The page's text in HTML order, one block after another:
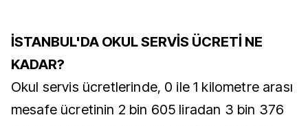
İSTANBUL'DA OKUL SERVİS ÜCRETİ NE
KADAR?
Okul servis ücretlerinde, 0 ile 1 kilometre arası
mesafe ücretinin 2 bin 605 liradan 3 bin 376